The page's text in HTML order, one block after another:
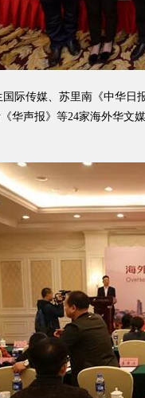
际传媒、苏里南《中华
华声报》等24家海外华